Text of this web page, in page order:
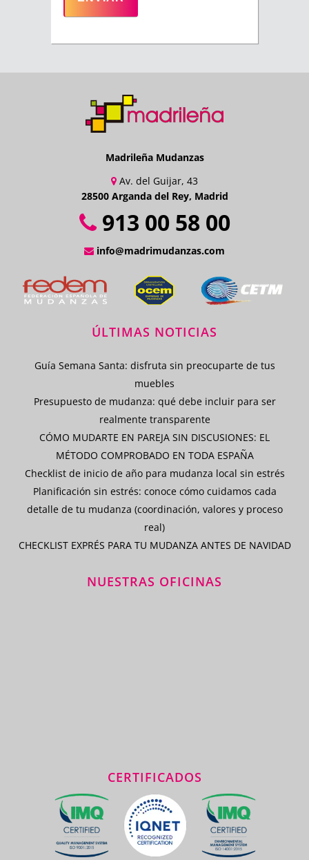
Madrileña Mudanzas
Av. del Guijar, 43
28500 Arganda del Rey, Madrid
913 00 58 00
info@madrimudanzas.com
ÚLTIMAS NOTICIAS
Guía Semana Santa: disfruta sin preocuparte de tus
muebles
Presupuesto de mudanza: qué debe incluir para ser
realmente transparente
CÓMO MUDARTE EN PAREJA SIN DISCUSIONES: EL
MÉTODO COMPROBADO EN TODA ESPAÑA
Checklist de inicio de año para mudanza local sin estrés
Planificación sin estrés: conoce cómo cuidamos cada
detalle de tu mudanza (coordinación, valores y proceso
real)
CHECKLIST EXPRÉS PARA TU MUDANZA ANTES DE NAVIDAD
NUESTRAS OFICINAS
CERTIFICADOS